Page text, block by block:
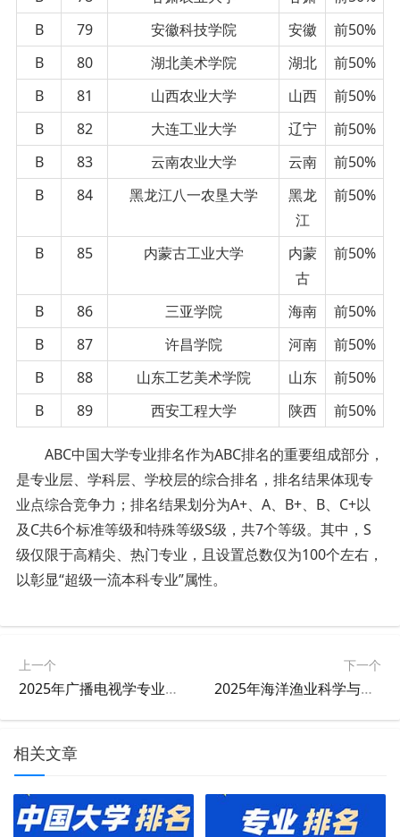
B
79 安徽科技学院 安徽
前50%
B
80 湖北美术学院 湖北
前50%
B
81 山西农业大学 山西
前50%
B
82 大连工业大学 辽宁
前50%
B
83 云南农业大学 云南
前50%
B
84 黑龙江八一农垦大学
黑龙
江
前50%
B 85 内蒙古工业大学
内蒙
古
前50%
B 86 三亚学院 海南
前50%
B
87 许昌学院 河南
前50%
B
88 山东工艺美术学院 山东
前50%
B
89 西安工程大学 陕西 前50%
ABC中国大学专业排名作为ABC排名的重要组成部分，
是专业层、学科层、学校层的综合排名，排名结果体现专
业点综合竞争力；排名结果划分为A+、A、B+、B、C+以
及C共6个标准等级和特殊等级S级，共7个等级。其中，S
级仅限于高精尖、热门专业，且设置总数仅为100个左右，
以彰显“超级一流本科专业”属性。
上一个
2025年广播电视学专业大学排名及评级结果
下一个
2025年海洋渔业科学与技术专业大学排名及评级结果
相关文章